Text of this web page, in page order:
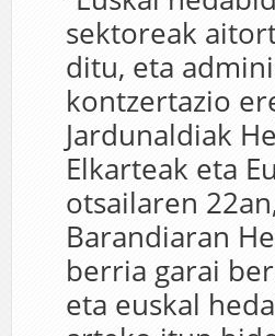
sektoreak
ditu, eta
kontzertazio
Jardunaldiak
Elkarteak eta
otsailaren
Barandiaran
berria garai
eta euskal